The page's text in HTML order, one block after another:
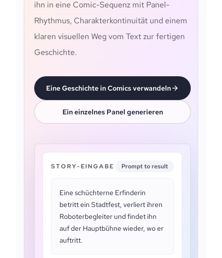
ihn in eine Comic-Sequenz mit Panel-
Rhythmus, Charakterkontinuität und einem
klaren visuellen Weg vom Text zur fertigen
Geschichte.
Eine Geschichte in Comics verwandeln
Ein einzelnes Panel generieren
STORY-EINGABE Prompt to result
Eine schüchterne Erfinderin
betritt ein Stadtfest, verliert ihren
Roboterbegleiter und findet ihn
auf der Hauptbühne wieder, wo er
auftritt.